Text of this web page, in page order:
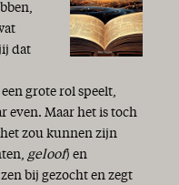
dat
grote rol speelt,
even. Maar het is toch
zou kunnen zijn
geloof) en
bij gezocht en zegt